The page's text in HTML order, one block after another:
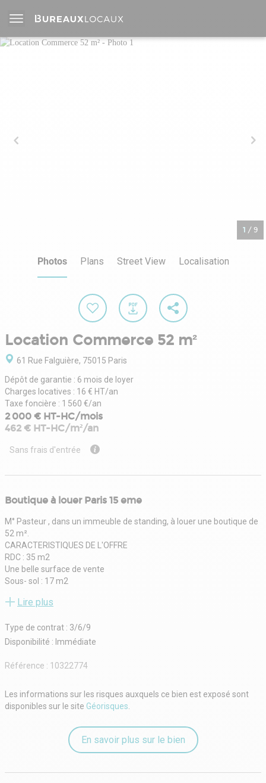
1 / 9
Photos Plans Street View Localisation
Location Commerce 52 m²
61 Rue Falguière, 75015 Paris
Dépôt de garantie : 6 mois de loyer
Charges locatives : 16 € HT/an
Taxe foncière : 1 560 €/an
2 000 € HT-HC/mois
462 € HT-HC/m²/an
Sans frais d'entrée
Boutique à louer Paris 15 eme
M° Pasteur , dans un immeuble de standing, à louer une boutique de
52 m².
CARACTERISTIQUES DE L'OFFRE
RDC : 35 m2
Une belle surface de vente
Sous- sol : 17 m2
Une cuisine
CONDITIONS FINANCIERES
Bail : 3/6/9
Disponibilité : Immediate
Lire plus
Type de contrat : 3/6/9
Disponibilité : Immédiate
Référence : 10322774
Les informations sur les risques auxquels ce bien est exposé sont
disponibles sur le site Géorisques.
En savoir plus sur le bien